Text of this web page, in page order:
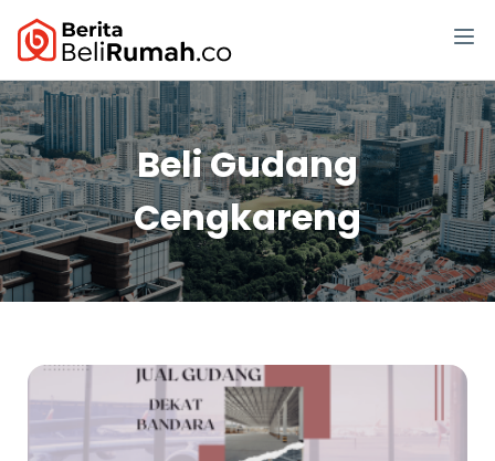
Beli Gudang
Cengkareng